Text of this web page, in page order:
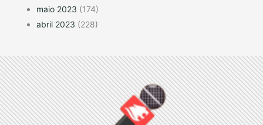
maio 2023 (174)
abril 2023 (228)